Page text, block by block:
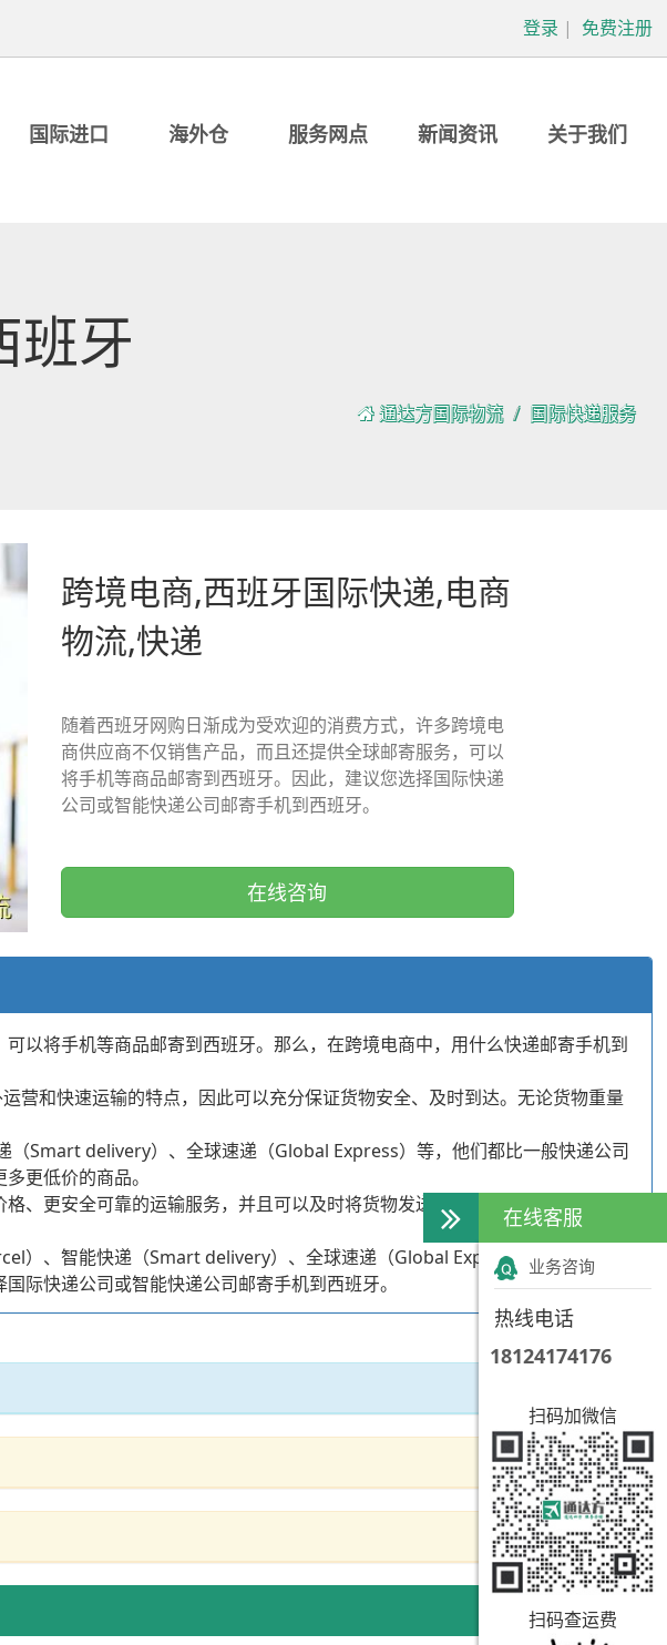
登录 | 免费注册
国际进口 海外仓 服务网点 新闻资讯 关于我们
班牙
通达方国际物流 国际快递服务
跨境电商,西班牙国际快递,电商
物流,快递
随着西班牙网购日渐成为受欢迎的消费方式，许多跨境电
商供应商不仅销售产品，而且还提供全球邮寄服务，可以
将手机等商品邮寄到西班牙。因此，建议您选择国际快递
公司或智能快递公司邮寄手机到西班牙。
在线咨询
以将手机等商品邮寄到西班牙。那么，在跨境电商中，用什么快递邮寄手机到
营和快速运输的特点，因此可以充分保证货物安全、及时到达。无论货物重量
Smart delivery）、全球速递（Global Express）等，他们都比一般快递公司
更低价的商品。
、更安全可靠的运输服务，并且可以及时将货物发送到西班牙，给消费者带来
）、智能快递（Smart delivery）、全球速递（Global Express）等网络快递
际快递公司或智能快递公司邮寄手机到西班牙。
在线客服
业务咨询
热线电话
18124174176
扫码加微信
扫码查运费